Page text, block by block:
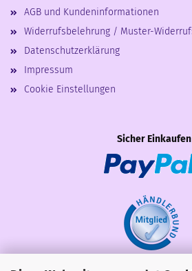
AGB und Kundeninformationen
Widerrufsbelehrung / Muster-
Datenschutzerklärung
Impressum
Cookie Einstellungen
Sicher Einkaufen